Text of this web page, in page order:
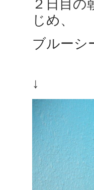
２日目
じめ、
ブルーシ
↓